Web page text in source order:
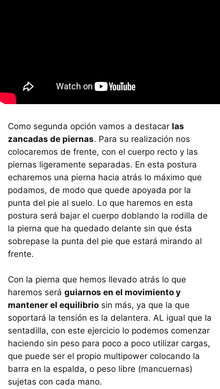
Como segunda opción vamos a destacar las
zancadas de piernas. Para su realización nos
colocaremos de frente, con el cuerpo recto y las
piernas ligeramente separadas. En esta postura
echaremos una pierna hacia atrás lo máximo que
podamos, de modo que quede apoyada por la
punta del pie al suelo. Lo que haremos en esta
postura será bajar el cuerpo doblando la rodilla de
la pierna que ha quedado delante sin que ésta
sobrepase la punta del pie que estará mirando al
frente.
Con la pierna que hemos llevado atrás lo que
haremos será guiarnos en el movimiento y
mantener el equilibrio sin más, ya que la que
soportará la tensión es la delantera. AL igual que la
sentadilla, con este ejercicio lo podemos comenzar
haciendo sin peso para poco a poco utilizar cargas,
que puede ser el propio multipower colocando la
barra en la espalda, o peso libre (mancuernas)
sujetas con cada mano.